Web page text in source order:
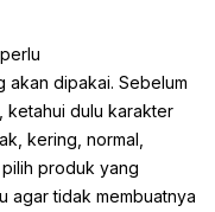
akan dipakai. Sebelum
ketahui dulu karakter
kering, normal,
pilih produk yang
agar tidak membuatnya